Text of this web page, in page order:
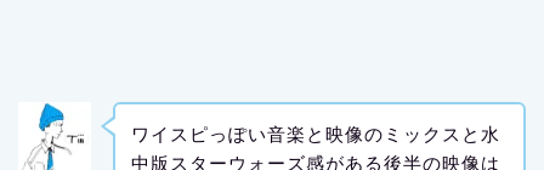
ワイスピっぽい音楽と映像のミックスと水
中版スターウォーズ感がある後半の映像は